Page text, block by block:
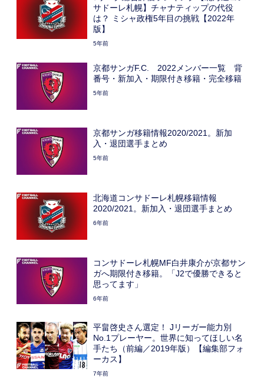
サドーレ札幌】チャナティップの代役
は？ ミシャ政権5年目の挑戦【2022年
版】
5年前
京都サンガF.C. 2022メンバー一覧 背
番号・新加入・期限付き移籍・完全移籍
5年前
京都サンガ移籍情報2020/2021。新加
入・退団選手まとめ
5年前
北海道コンサドーレ札幌移籍情報
2020/2021。新加入・退団選手まとめ
6年前
コンサドーレ札幌MF白井康介が京都サン
ガへ期限付き移籍。「J2で優勝できると
思ってます」
6年前
平畠啓史さん選定！ Jリーガー能力別
No.1プレーヤー。世界に知ってほしい名
手たち（前編／2019年版）【編集部フォ
ーカス】
7年前